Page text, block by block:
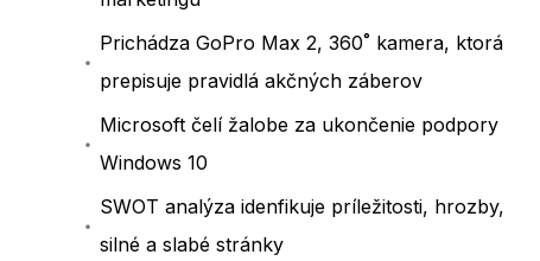
Prichádza GoPro Max 2, 360˚ kamera, ktorá
prepisuje pravidlá akčných záberov
Microsoft čelí žalobe za ukončenie podpory
Windows 10
SWOT analýza idenfikuje príležitosti, hrozby,
silné a slabé stránky